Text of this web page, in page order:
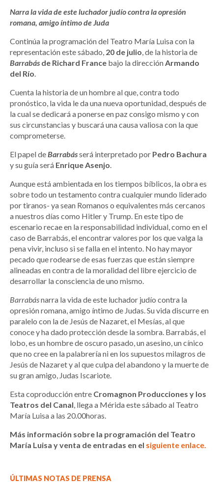
Narra la vida de este luchador judío contra la opresión
romana, amigo íntimo de Juda
Continúa la programación del Teatro María Luisa con la
representación este sábado, 20 de julio, de la historia de
Barrabás de Richard France bajo la direcciónArmando
del Río.
Cuenta la historia de un hombre al que, contra todo
pronóstico, la vida le da una nueva oportunidad, después de
la cual se dedicará a ponerse en paz consigo mismo y con
sus circunstancias y buscará una causa valiosa con la que
comprometerse.
El papel deBarrabásserá interpretado por Pedro Bachura
y su guía será Enrique Asenjo.
Aunque está ambientada en los tiempos bíblicos, la obra es
sobre todo un testamento contra cualquier mundo liderado
por tiranos- ya sean Romanos o equivalentes más cercanos
a nuestros días como Hitler y Trump. En este tipo de
escenario recae en la responsabilidad individual, como en el
caso de Barrabás, el encontrar valores por los que valga la
pena vivir, incluso si se falla en el intento. No hay mayor
pecado que rodearse de esas fuerzas que están siempre
alineadas en contra de la moralidad del libre ejercicio de
desarrollar la consciencia de uno mismo.
Barrabásnarra la vida de este luchador judío contra la
opresión romana, amigo íntimo de Judas. Su vida discurre en
paralelo con la de Jesús de Nazaret, el Mesías, al que
conoce y ha dado protección desde la sombra. Barrabás, el
lobo, es un hombre de oscuro pasado, un asesino, un cínico
que no cree en la palabrería ni en los supuestos milagros de
Jesús de Nazaret y al que culpa del abandono y la muerte de
su gran amigo, Judas Iscariote.
Esta coproducción entre Cromagnon Producciones y los
Teatros del Canal, llega a Mérida este sábado al Teatro
María Luisa a las 20.00horas.
Más información sobre la programación del Teatro
María Luisa y venta de entradas en el siguiente enlace.
ÚLTIMAS NOTAS DE PRENSA